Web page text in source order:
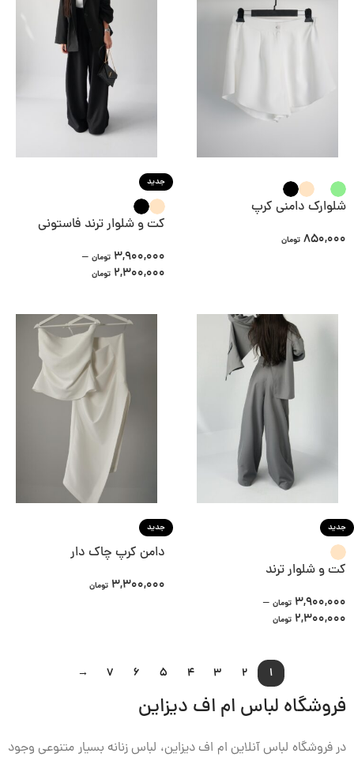
شلوارک دامنی کرپ
850,000 تومان
جدید
کت و شلوار ترند فاستونی
3,900,000 تومان –
2,300,000 تومان
جدید
کت و شلوار ترند
3,900,000 تومان –
2,300,000 تومان
جدید
دامن کرپ چاک دار
3,300,000 تومان
1
2
3
4
5
6
7
→
فروشگاه لباس ام اف دیزاین
در فروشگاه لباس آنلاین ام اف دیزاین، لباس زنانه بسیار متنوعی وجود